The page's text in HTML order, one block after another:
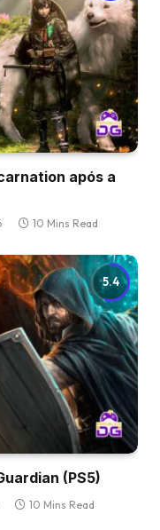
após a
10 Mins Read
5.4
(PS5)
10 Mins Read